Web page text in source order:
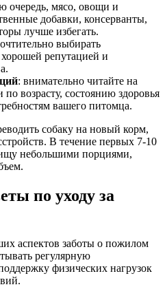
очередь, мясо, овощи и
добавки, консерванты,
лучше избегать.
выбирать
репутацией и
: внимательно читайте на
возрасту, состоянию здоровья
вашего питомца.
собаку на новый корм,
В течение первых 7-10
небольшими порциями,
по уходу за
аспектов заботы о пожилом
регулярную
физических нагрузок